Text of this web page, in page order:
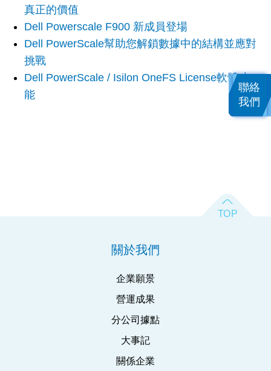
真正的價值
Dell Powerscale F900 新成員登場
Dell PowerScale幫助您解鎖數據中的結構並應對
挑戰
Dell PowerScale / Isilon OneFS License軟體功
能
關於我們
企業願景
營運成果
分公司據點
大事記
關係企業
聯絡
我們